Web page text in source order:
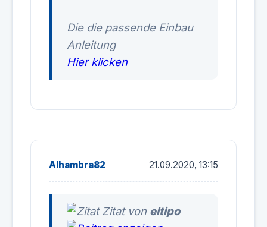
Die die passende Einbau
Anleitung
Hier klicken
Alhambra82 21.09.2020, 13:15
Zitat von eltipo